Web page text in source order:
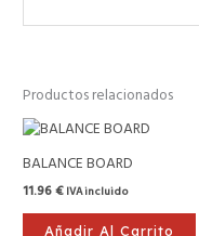
Productos relacionados
BALANCE BOARD
11.96€ IVA incluido
Añadir Al Carrito